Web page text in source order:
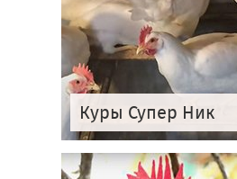
Куры Супер Ник